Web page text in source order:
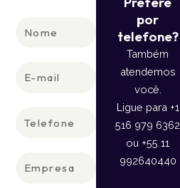
por
telefone?
Também
atendemos
você.
Ligue para +1
516 979 6362
ou +55 11
992640440